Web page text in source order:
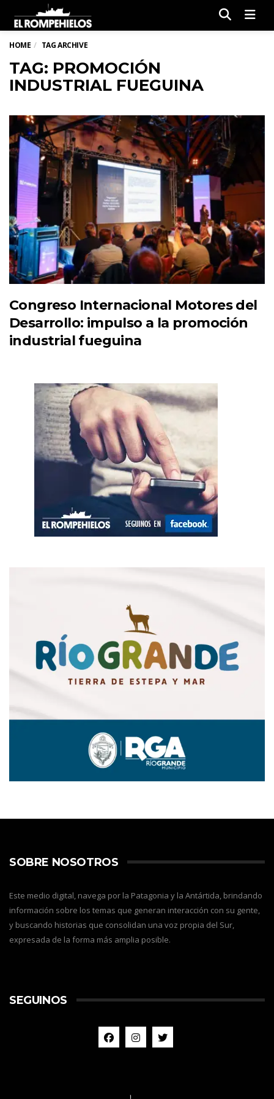
HOME TAG ARCHIVE
TAG: PROMOCIÓN
INDUSTRIAL FUEGUINA
Congreso Internacional Motores del
Desarrollo: impulso a la promoción
industrial fueguina
SOBRE NOSOTROS
Este medio digital, navega por la Patagonia y la Antártida, brindando
información sobre los temas que generan interacción con su gente,
y buscando historias que consolidan una voz propia del Sur,
expresada de la forma más amplia posible.
SEGUINOS